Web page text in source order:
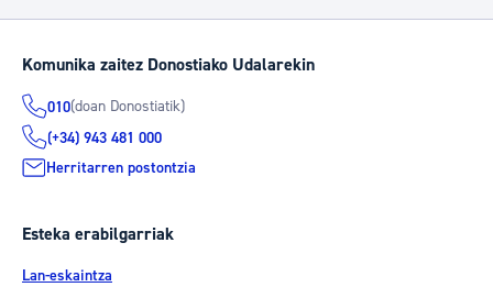
Komunika zaitez Donostiako Udalarekin
010(doan Donostiatik)
(+34) 943 481 000
Herritarren postontzia
Esteka erabilgarriak
Lan-eskaintza